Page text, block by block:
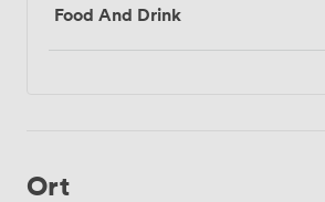
Food And Drink
Ort